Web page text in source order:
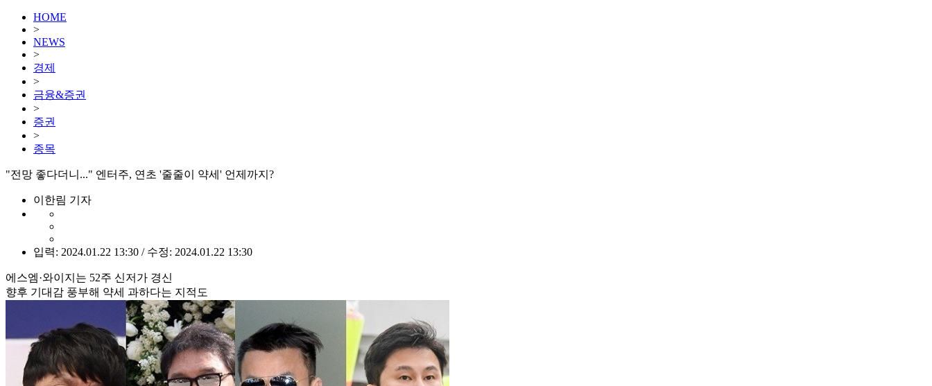
HOME
>
NEWS
>
경제
>
금융&증권
>
증권
>
종목
"전망 좋다더니..." 엔터주, 연초 '줄줄이 약세' 언제까지?
이한림 기자
입력: 2024.01.22 13:30 / 수정: 2024.01.22 13:30
에스엠·와이지는 52주 신저가 경신
향후 기대감 풍부해 약세 과하다는 지적도